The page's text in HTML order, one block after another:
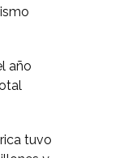
año
tuvo